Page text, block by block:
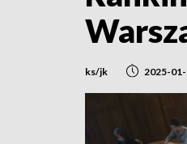
ks/jk 2025-